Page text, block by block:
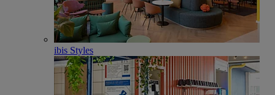
ibis Styles